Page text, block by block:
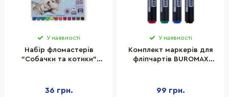
У наявності
Набір фломастерів
"Собачки та котики"
36 грн.
У наявності
Комплект маркерів для
фліпчартів BUROMAX
99 грн.